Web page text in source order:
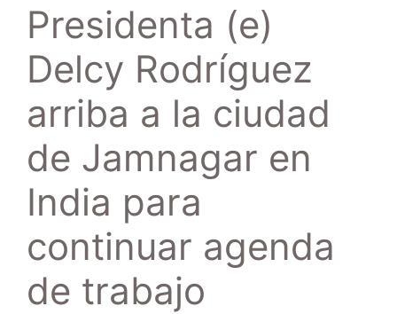
Presidenta (e)
Delcy Rodríguez
arriba a la ciudad
de Jamnagar en
India para
continuar agenda
de trabajo